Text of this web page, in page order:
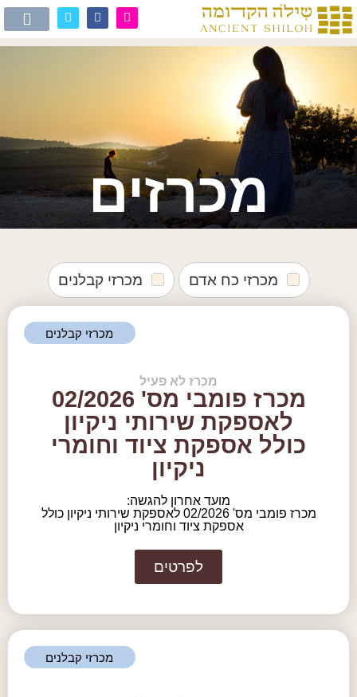
מכרזים
מכרזי כח אדם מכרזי קבלנים
מכרזי קבלנים
מכרז לא פעיל
מכרז פומבי מס' 02/2026
לאספקת שירותי ניקיון
כולל אספקת ציוד וחומרי
ניקיון
מועד אחרון להגשה:
מכרז פומבי מס' 02/2026 לאספקת שירותי ניקיון כולל
אספקת ציוד וחומרי ניקיון
לפרטים
מכרזי קבלנים